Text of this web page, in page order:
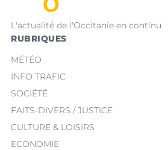
L'actualité de l'Occitanie en continu
RUBRIQUES
MÉTÉO
INFO TRAFIC
SOCIÉTÉ
FAITS-DIVERS / JUSTICE
CULTURE & LOISIRS
ECONOMIE